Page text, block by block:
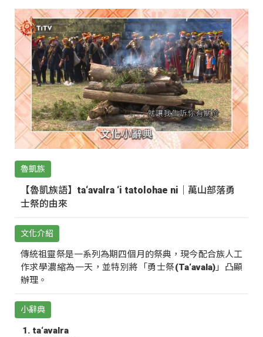
魯凱族
【魯凱族語】ta‘avalra ‘i tatolohae ni｜萬山部落勇
士祭的由來
文化介紹
傳統祖靈祭是一系列為期四個月的祭典，現今配合族人工
作求學濃縮為一天，並特別將「勇士祭(Ta‘avala)」凸顯
辦理。
小辭典
ta‘avalra